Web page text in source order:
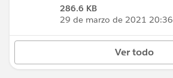
286.6 KB
29 de marzo de 2021 20:36
Ver todo